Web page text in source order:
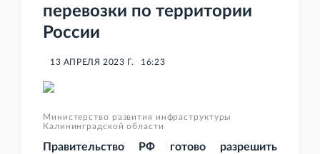
перевозки по территории
России
13 АПРЕЛЯ 2023 Г. 16:23
Министерство развития инфраструктуры
Калининградской области
Правительство
РФ готово разрешить